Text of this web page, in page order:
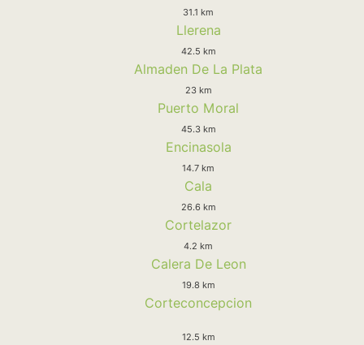
31.1 km
Llerena
42.5 km
Almaden De La Plata
23 km
Puerto Moral
45.3 km
Encinasola
14.7 km
Cala
26.6 km
Cortelazor
4.2 km
Calera De Leon
19.8 km
Corteconcepcion
12.5 km